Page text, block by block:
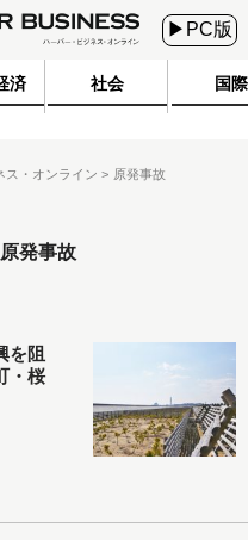
▶PC版
済 社会 国際
ス・オンライン 原発事故
原発事故
を阻
・桜